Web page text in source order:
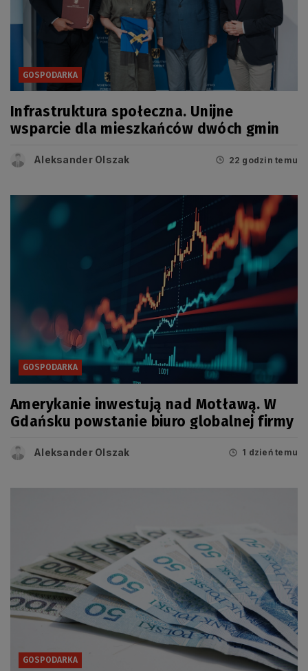
GOSPODARKA
Infrastruktura społeczna. Unijne
wsparcie dla mieszkańców dwóch gmin
Aleksander Olszak 22 godzin temu
GOSPODARKA
Amerykanie inwestują nad Motławą. W
Gdańsku powstanie biuro globalnej firmy
Aleksander Olszak 1 dzień temu
GOSPODARKA